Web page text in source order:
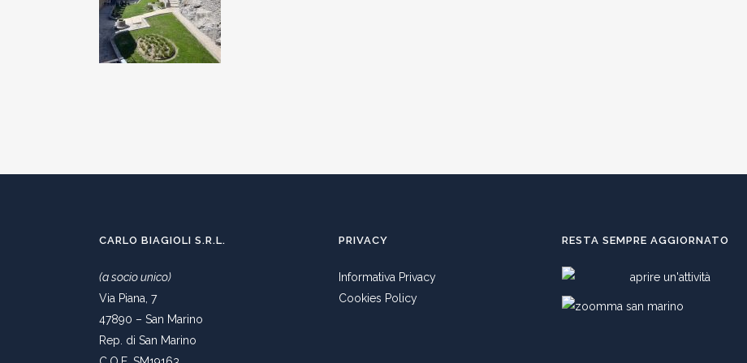
CARLO BIAGIOLI S.R.L.
(a socio unico)
Via Piana, 7
47890 – San Marino
Rep. di San Marino
PRIVACY
Informativa Privacy
Cookies Policy
RESTA SEMPRE AGGIORNATO